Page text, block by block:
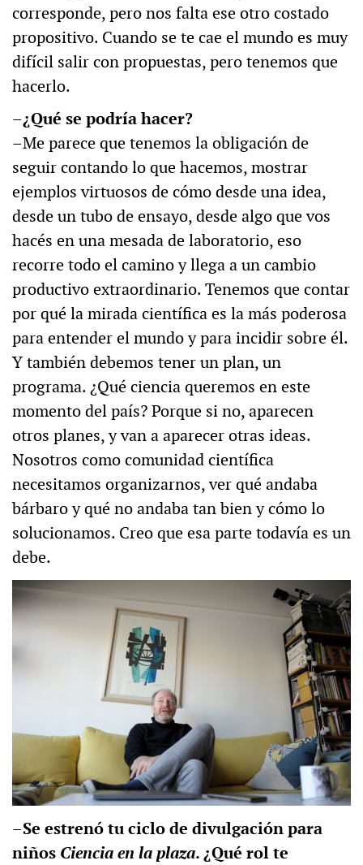
corresponde, pero nos falta ese otro costado
propositivo. Cuando se te cae el mundo es muy
difícil salir con propuestas, pero tenemos que
hacerlo.
–¿Qué se podría hacer?
–Me parece que tenemos la obligación de
seguir contando lo que hacemos, mostrar
ejemplos virtuosos de cómo desde una idea,
desde un tubo de ensayo, desde algo que vos
hacés en una mesada de laboratorio, eso
recorre todo el camino y llega a un cambio
productivo extraordinario. Tenemos que contar
por qué la mirada científica es la más poderosa
para entender el mundo y para incidir sobre él.
Y también debemos tener un plan, un
programa. ¿Qué ciencia queremos en este
momento del país? Porque si no, aparecen
otros planes, y van a aparecer otras ideas.
Nosotros como comunidad científica
necesitamos organizarnos, ver qué andaba
bárbaro y qué no andaba tan bien y cómo lo
solucionamos. Creo que esa parte todavía es un
debe.
–Se estrenó tu ciclo de divulgación para
niños Ciencia en la plaza. ¿Qué rol te